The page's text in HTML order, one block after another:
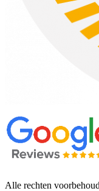
Alle rechten